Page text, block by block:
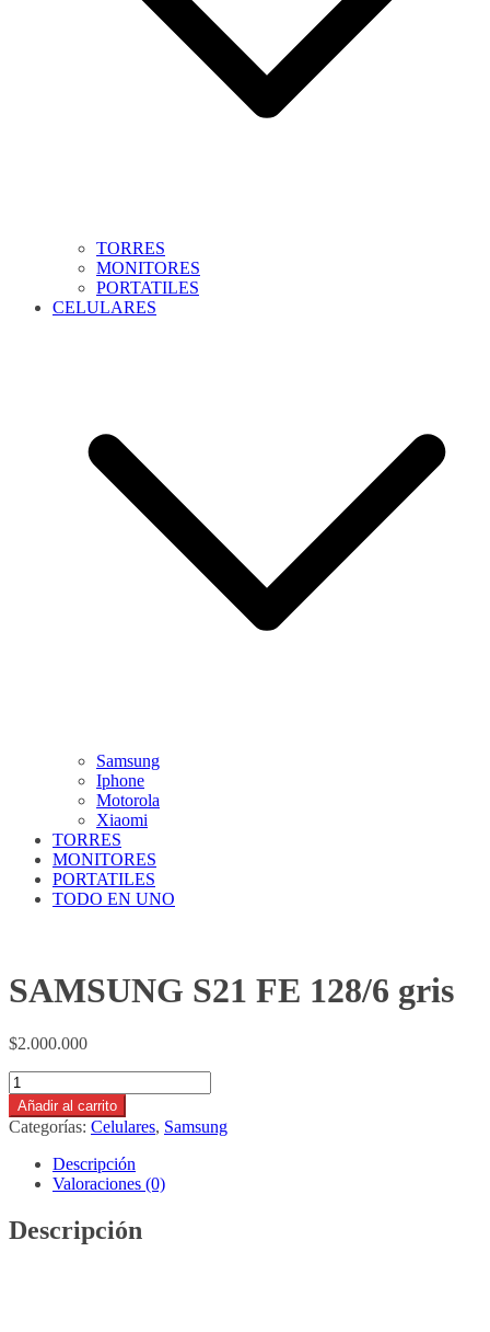
TORRES
MONITORES
PORTATILES
CELULARES
Samsung
Iphone
Motorola
Xiaomi
TORRES
MONITORES
PORTATILES
TODO EN UNO
SAMSUNG S21 FE 128/6 gris
$2.000.000
SAMSUNG
S21
FE
128/6
cantidad
Añadir al carrito
Categorías: Celulares, Samsung
Descripción
Valoraciones (0)
Descripción